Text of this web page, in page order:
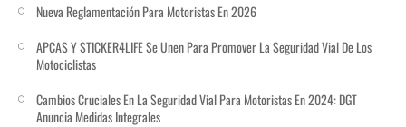
Nueva Reglamentación Para Motoristas En 2026
APCAS Y STICKER4LIFE Se Unen Para Promover La Seguridad Vial De Los
Motociclistas
Cambios Cruciales En La Seguridad Vial Para Motoristas En 2024: DGT
Anuncia Medidas Integrales